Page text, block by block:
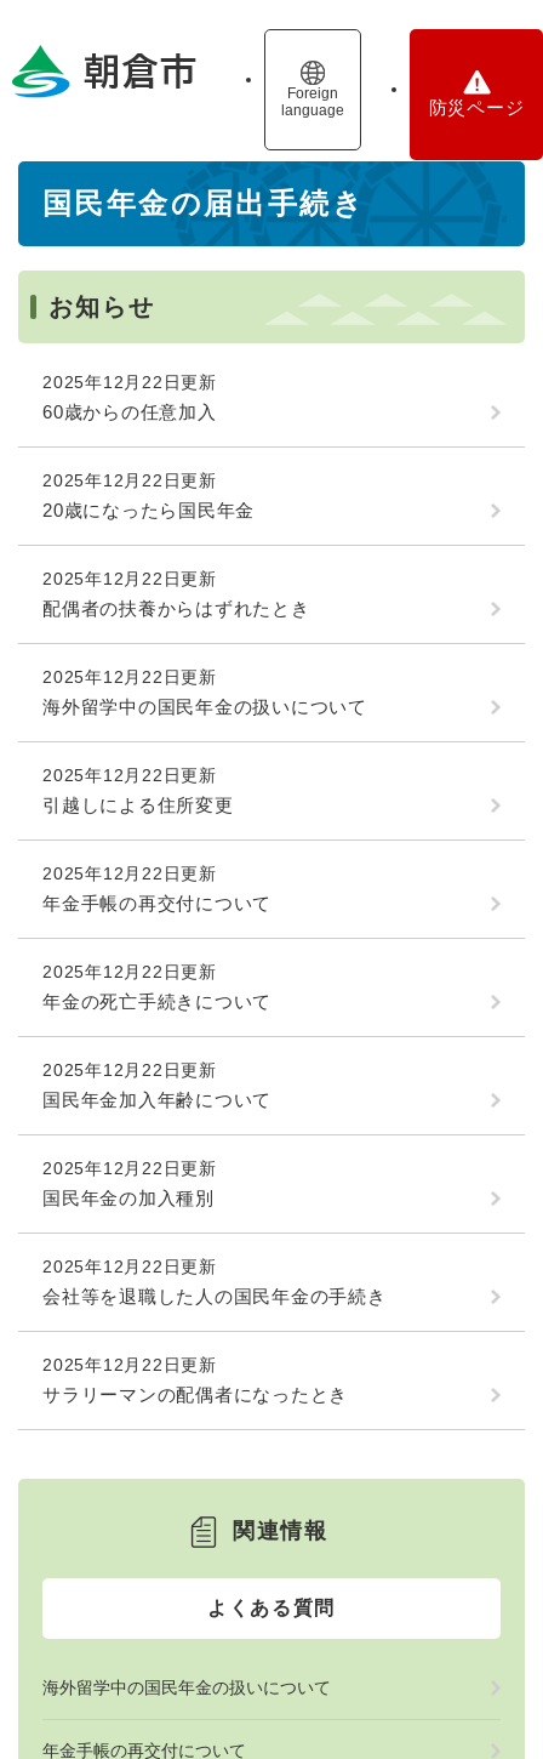
の
Foreign
language
防災ページ
国民年金の届出手続き
お知らせ
2025年12月22日更新
60歳からの任意加入
2025年12月22日更新
20歳になったら国民年金
2025年12月22日更新
配偶者の扶養からはずれたとき
2025年12月22日更新
海外留学中の国民年金の扱いについて
2025年12月22日更新
引越しによる住所変更
2025年12月22日更新
年金手帳の再交付について
2025年12月22日更新
年金の死亡手続きについて
2025年12月22日更新
国民年金加入年齢について
2025年12月22日更新
国民年金の加入種別
2025年12月22日更新
会社等を退職した人の国民年金の手続き
2025年12月22日更新
サラリーマンの配偶者になったとき
関連情報
よくある質問
海外留学中の国民年金の扱いについて
年金手帳の再交付について